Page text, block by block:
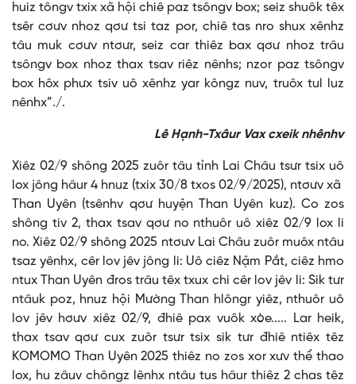
huiz tôngv txix xã hội chiê paz tsôngv box; seiz shuôk têx
tsêr cơưv nhoz qơư tsi taz por, chiê tas nro shux xênhz
tâu muk cơưv ntơưr, seiz car thiêz bax qơư nhoz trâu
tsôngv box nhoz thax tsav riêz nênhs; nzor paz tsôngv
box hôx phưx tsiv uô xênhz yar kôngz nuv, truôx tul luz
nênhx”./.
Lê Hạnh-Txâur Vax cxeik nhênhv
Xiêz 02/9 shông 2025 zuôr tâu tỉnh Lai Châu tsưr tsix uô
lox jông hâur 4 hnuz (txix 30/8 txos 02/9/2025), ntơưv xã
Than Uyên (tsênhv qơư huyện Than Uyên kuz). Co zos
shông tiv 2, thax tsav qơư no nthuôr uô xiêz 02/9 lox li
no. Xiêz 02/9 shông 2025 ntơưv Lai Châu zuôr muôx ntâu
tsaz yênhx, cêr lov jêv jông li: Uô ciêz Nậm Pắt, ciêz hmo
ntux Than Uyên đros trâu têx txux chi cêr lov jêv li: Sik tưr
ntâuk poz, hnuz hội Mường Than hlôngr yiêz, nthuôr uô
lov jêv hơưv xiêz 02/9, đhiê pax vuôk xòe..... Lar heik,
thax tsav qơư cux zuôr tsưr tsix sik tưr đhiê ntiêx têz
KOMOMO Than Uyên 2025 thiêz no zos xor xưv thể thao
lox, hu zâuv chôngz lênhx ntâu tus hâur thiêz 2 chas têz